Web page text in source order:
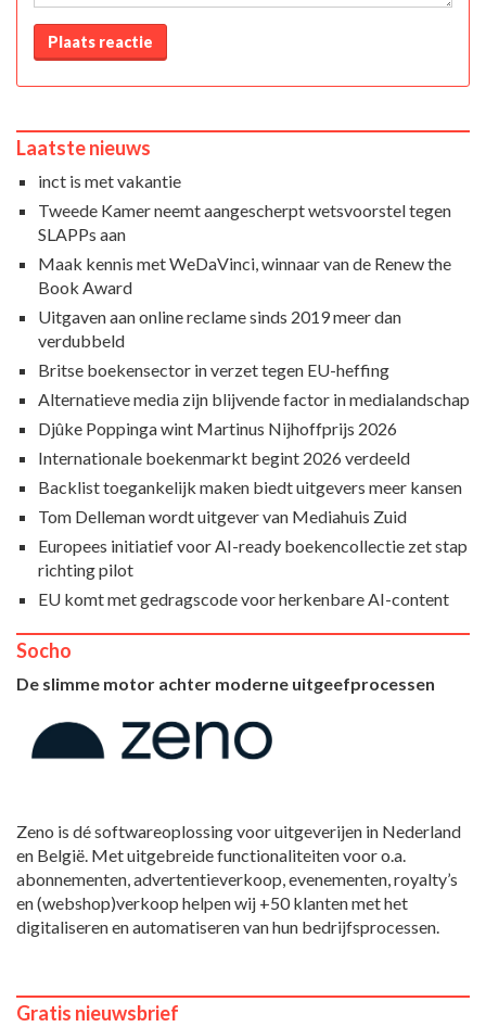
Plaats reactie
Laatste nieuws
inct is met vakantie
Tweede Kamer neemt aangescherpt wetsvoorstel tegen
SLAPPs aan
Maak kennis met WeDaVinci, winnaar van de Renew the
Book Award
Uitgaven aan online reclame sinds 2019 meer dan
verdubbeld
Britse boekensector in verzet tegen EU-heffing
Alternatieve media zijn blijvende factor in medialandschap
Djûke Poppinga wint Martinus Nijhoffprijs 2026
Internationale boekenmarkt begint 2026 verdeeld
Backlist toegankelijk maken biedt uitgevers meer kansen
Tom Delleman wordt uitgever van Mediahuis Zuid
Europees initiatief voor AI-ready boekencollectie zet stap
richting pilot
EU komt met gedragscode voor herkenbare AI-content
Socho
De slimme motor achter moderne uitgeefprocessen
Zeno is dé softwareoplossing voor uitgeverijen in Nederland
en België. Met uitgebreide functionaliteiten voor o.a.
abonnementen, advertentieverkoop, evenementen, royalty’s
en (webshop)verkoop helpen wij +50 klanten met het
digitaliseren en automatiseren van hun bedrijfsprocessen.
Gratis nieuwsbrief